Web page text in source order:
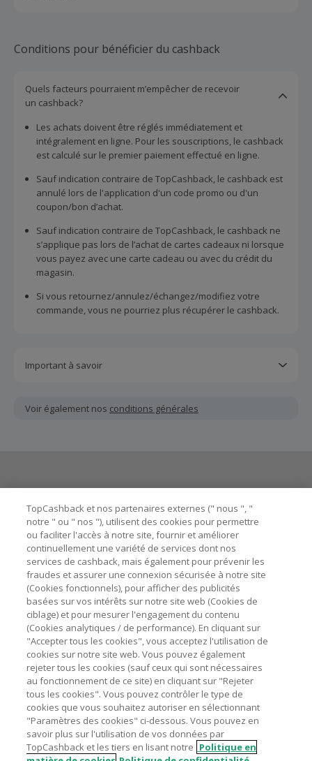
Conditions pour bénéficier du cashback
Quels facteurs pourraient m’empêcher de recevoir
un cashback?
Les achats doivent être réglés immédiatement et
intégralement en ligne. Pour les souscriptions, le cashback
est calculé sur le premier paiement effectué en ligne.
Sauf indication contraire de TopCashback, le cashback est
annulé lors de l'application d'un code promo ou d'un
coupon/bon d’achat.
Sauf indication contraire de TopCashback, le cashback ne
s’applique pas lors de l’achat de cartes cadeaux ni lorsque
vous payez avec une carte cadeau ou avec du crédit du
magasin.
Si vous retournez/annulez/échangez/modifiez votre
commande, vous ne pourriez plus récupérer le cashback.
Important à savoir
ou non reçu doivent être soumises au plus tard dans les
100 jours qui suivent la date d'achat.
La validité et le montant du cashback sont calculés par les
marchands sur le montant hors TVA/taxes et hors frais de
livraison/d’emballage/de service.
L'utilisation de plugins tels que Honey, AdBlock, uBlock, Pi-
hole et VPN peut bloquer le suivi de votre commande.
Pour chaque nouvelle transaction, il faut revenir sur
TopCashback et cliquer sur le bouton rose de cashback
pour accéder au site marchand et faire votre achat.
Assurez-vous que le lien TopCashback est le dernier lien
utilisé pour visiter le site marchand avant de finaliser votre
achat.
Tout compte impliqué dans des commandes ou activités
frauduleuses pour manipuler le système de cashback sera
clôturé et leur cashback confisqué.
Voir également nos conditions générales
Astuces pour économiser
A propos de
Contactez-nous
Mentions légales
Nos sites UK US CN JP DE AU
TopCashback et nos partenaires externes (" nous ", "
notre " ou " nos "), utilisent des cookies pour permettre
ou faciliter l'accès à notre site, fournir et améliorer
continuellement une variété de services dont nos
services de cashback, mais également pour prévenir les
fraudes et assurer une connexion sécurisée à notre site
(Cookies fonctionnels), pour afficher des publicités
basées sur vos intérêts sur notre site web (Cookies de
ciblage) et pour mesurer l'engagement du contenu
(Cookies analytiques / de performance). En cliquant sur
"Accepter tous les cookies", vous acceptez l'utilisation de
cookies sur notre site web. Vous pouvez également
rejeter tous les cookies (sauf ceux qui sont nécessaires
au fonctionnement de ce site) en cliquant sur "Rejeter
tous les cookies". Vous pouvez contrôler le type de
cookies que vous souhaitez autoriser en sélectionnant
"Paramètres des cookies" ci-dessous. Vous pouvez en
savoir plus sur l'utilisation de vos données par
TopCashback et les tiers en lisant notre Politique en